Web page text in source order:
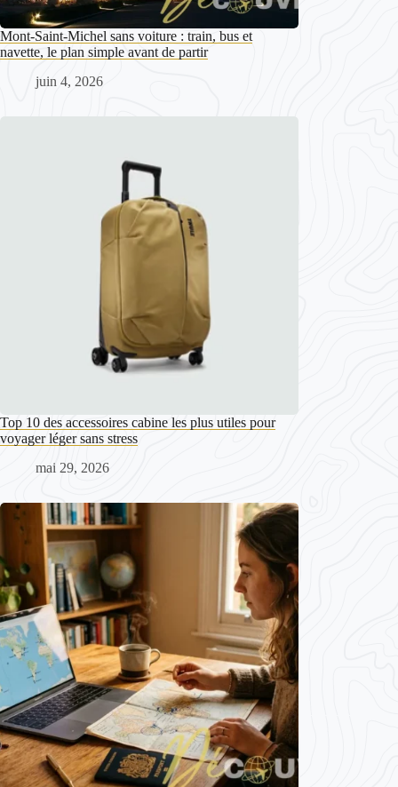
Mont-Saint-Michel sans voiture : train, bus et
navette, le plan simple avant de partir
juin 4, 2026
Top 10 des accessoires cabine les plus utiles pour
voyager léger sans stress
mai 29, 2026